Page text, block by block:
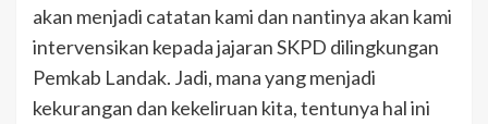
akan menjadi catatan kami dan nantinya akan kami
intervensikan kepada jajaran SKPD dilingkungan
Pemkab Landak. Jadi, mana yang menjadi
kekurangan dan kekeliruan kita, tentunya hal ini